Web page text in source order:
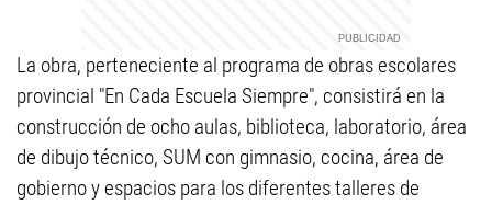
La obra, perteneciente al programa de obras escolares
provincial "En Cada Escuela Siempre", consistirá en la
construcción de ocho aulas, biblioteca, laboratorio, área
de dibujo técnico, SUM con gimnasio, cocina, área de
gobierno y espacios para los diferentes talleres de